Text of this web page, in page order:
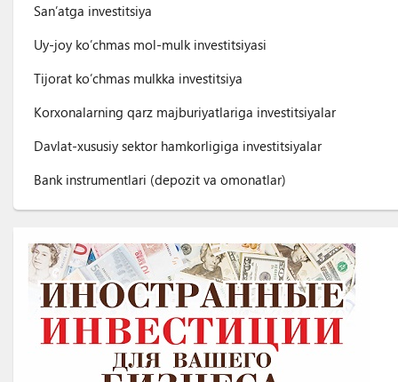
San’atga investitsiya
Uy-joy ko’chmas mol-mulk investitsiyasi
Tijorat ko’chmas mulkka investitsiya
Korxonalarning qarz majburiyatlariga investitsiyalar
Davlat-xususiy sektor hamkorligiga investitsiyalar
Bank instrumentlari (depozit va omonatlar)